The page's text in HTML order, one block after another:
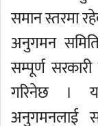
समान स्तरमा
अनुगमन
सम्पूर्ण
गरिनेछ ।
अनुगमनलाई